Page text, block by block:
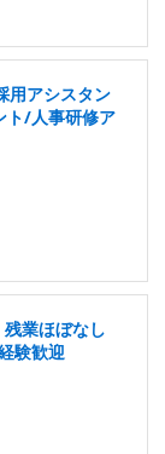
用アシスタン
ト/人事研修ア
業ほぼなし
験歓迎